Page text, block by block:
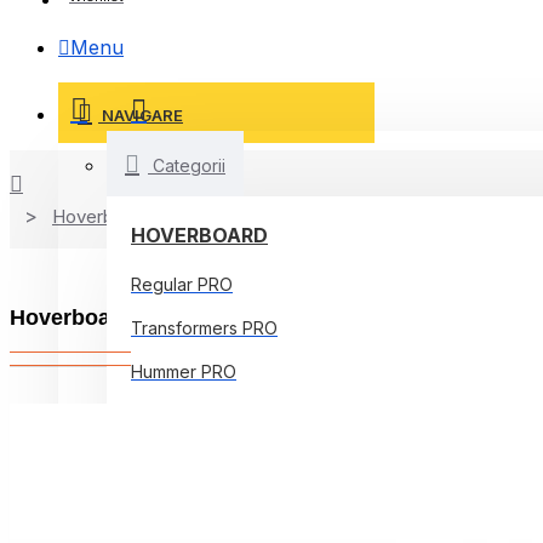
Menu
NAVIGARE
Categorii
HOVERBOARD
Regular PRO
Transformers PRO
Hummer PRO
Hoverboard
Hoverboard 8 inch, Transformers Carbon,